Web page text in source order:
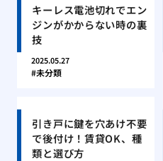
キーレス電池切れでエン
ジンがかからない時の裏
技
2025.05.27
未分類
引き戸に鍵を穴あけ不要
で後付け！賃貸OK、種
類と選び方